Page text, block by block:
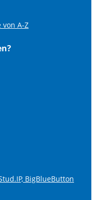
A-Z
BigBlueButton